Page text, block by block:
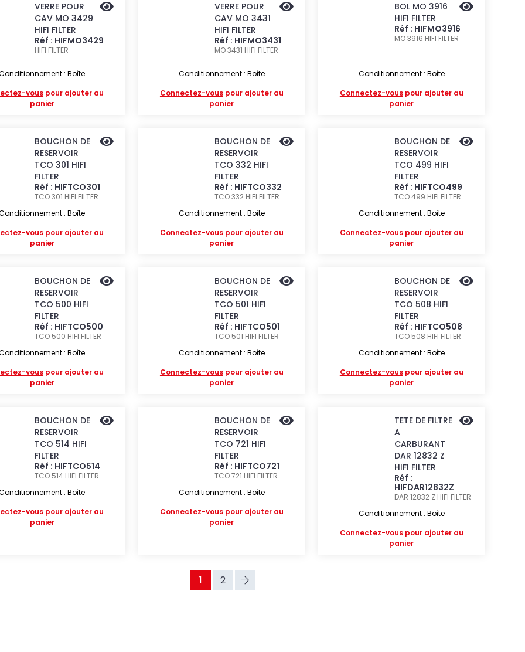
VERRE POUR
CAV MO 3429
HIFI FILTER
Réf : HIFMO3429
HIFI FILTER
: Boîte
vous pour ajouter au
panier
VERRE POUR
CAV MO 3431
HIFI FILTER
Réf : HIFMO3431
MO 3431 HIFI FILTER
Conditionnement : Boîte
Connectez-vouspour ajouter au
panier
BOL MO 3916
HIFI FILTER
Réf : HIFMO3916
MO 3916 HIFI FILTER
Conditionnement : Boîte
Connectez-vouspour ajouter au
panier
BOUCHON DE
RESERVOIR
TCO 301 HIFI
FILTER
Réf : HIFTCO301
TCO 301 HIFI FILTER
: Boîte
vous pour ajouter au
panier
BOUCHON DE
RESERVOIR
TCO 332 HIFI
FILTER
Réf : HIFTCO332
TCO 332 HIFI FILTER
Conditionnement : Boîte
Connectez-vouspour ajouter au
panier
BOUCHON DE
RESERVOIR
TCO 499 HIFI
FILTER
Réf : HIFTCO499
TCO 499 HIFI FILTER
Conditionnement : Boîte
Connectez-vouspour ajouter au
panier
BOUCHON DE
RESERVOIR
TCO 500 HIFI
FILTER
Réf : HIFTCO500
TCO 500 HIFI FILTER
: Boîte
vous pour ajouter au
panier
BOUCHON DE
RESERVOIR
TCO 501 HIFI
FILTER
Réf : HIFTCO501
TCO 501 HIFI FILTER
Conditionnement : Boîte
Connectez-vouspour ajouter au
panier
BOUCHON DE
RESERVOIR
TCO 508 HIFI
FILTER
Réf : HIFTCO508
TCO 508 HIFI FILTER
Conditionnement : Boîte
Connectez-vouspour ajouter au
panier
BOUCHON DE
RESERVOIR
TCO 514 HIFI
FILTER
Réf : HIFTCO514
TCO 514 HIFI FILTER
: Boîte
vous pour ajouter au
panier
BOUCHON DE
RESERVOIR
TCO 721 HIFI
FILTER
Réf : HIFTCO721
TCO 721 HIFI FILTER
Conditionnement : Boîte
Connectez-vouspour ajouter au
panier
TETE DE FILTRE
A
CARBURANT
DAR 12832 Z
HIFI FILTER
Réf :
HIFDAR12832Z
DAR 12832 Z HIFI FILTER
Conditionnement : Boîte
Connectez-vouspour ajouter au
panier
1 2